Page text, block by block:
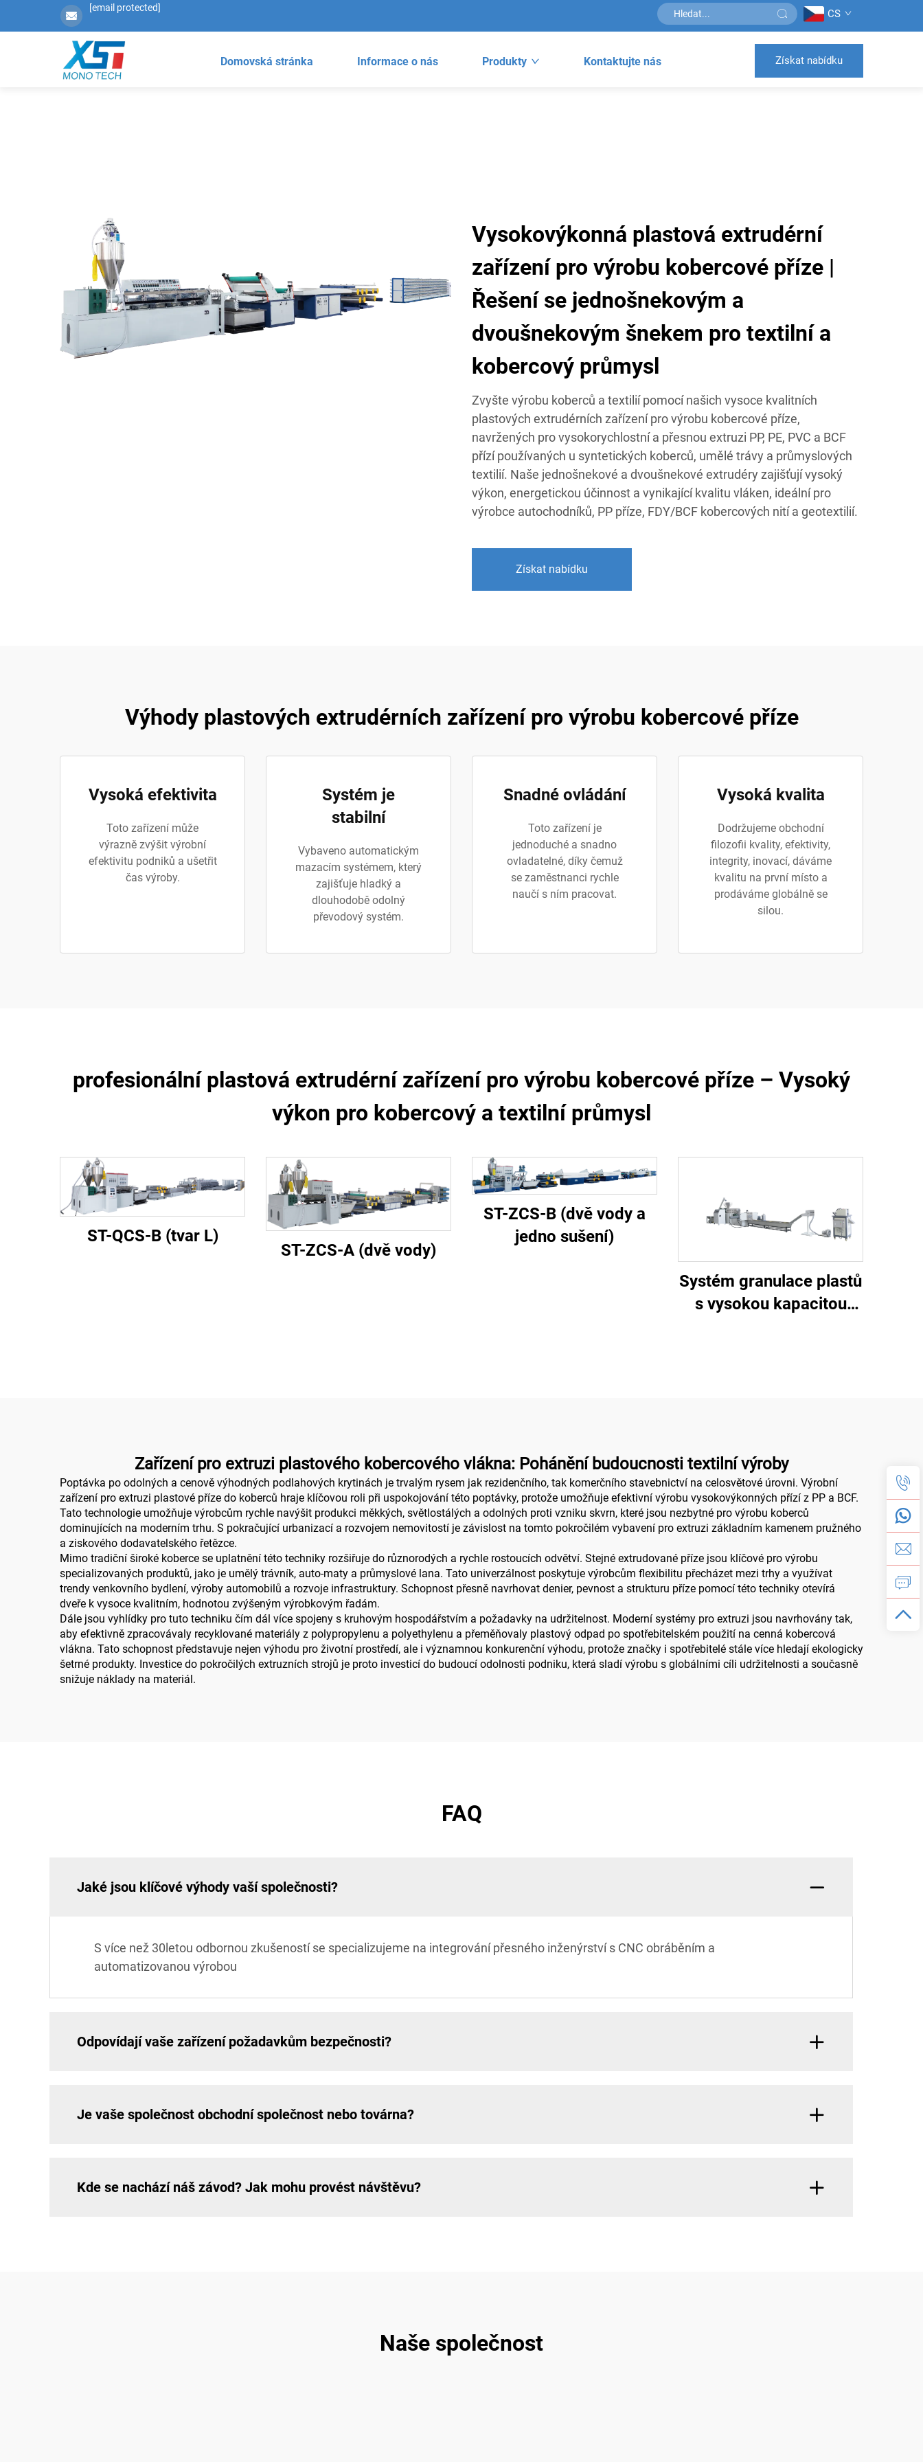
[email protected] CS
Domovská stránka Informace o nás Produkty Kontaktujte nás Získat nabídku
Vysokovýkonná plastová extrudérní
zařízení pro výrobu kobercové příze |
Řešení se jednošnekovým a
dvoušnekovým šnekem pro textilní a
kobercový průmysl
Zvyšte výrobu koberců a textilií pomocí našich vysoce kvalitních
plastových extrudérních zařízení pro výrobu kobercové příze,
navržených pro vysokorychlostní a přesnou extruzi PP, PE, PVC a BCF
přízí používaných u syntetických koberců, umělé trávy a průmyslových
textilií. Naše jednošnekové a dvoušnekové extrudéry zajišťují vysoký
výkon, energetickou účinnost a vynikající kvalitu vláken, ideální pro
výrobce autochodníků, PP příze, FDY/BCF kobercových nití a geotextilií.
Získat nabídku
Výhody plastových extrudérních zařízení pro výrobu kobercové příze
Vysoká efektivita
Toto zařízení může
výrazně zvýšit výrobní
efektivitu podniků a ušetřit
čas výroby.
Systém je
stabilní
Vybaveno automatickým
mazacím systémem, který
zajišťuje hladký a
dlouhodobě odolný
převodový systém.
Snadné ovládání
Toto zařízení je
jednoduché a snadno
ovladatelné, díky čemuž
se zaměstnanci rychle
naučí s ním pracovat.
Vysoká kvalita
Dodržujeme obchodní
filozofii kvality, efektivity,
integrity, inovací, dáváme
kvalitu na první místo a
prodáváme globálně se
silou.
profesionální plastová extrudérní zařízení pro výrobu kobercové příze – Vysoký
výkon pro kobercový a textilní průmysl
ST-QCS-B (tvar L)
ST-ZCS-A (dvě vody)
ST-ZCS-B (dvě vody a
jedno sušení)
Systém granulace plastů
s vysokou kapacitou
Zařízení pro extruzi plastového kobercového vlákna: Pohánění budoucnosti textilní výroby
Poptávka po odolných a cenově výhodných podlahových krytinách je trvalým rysem jak rezidenčního, tak komerčního stavebnictví na celosvětové úrovni. Výrobní
zařízení pro extruzi plastové příze do koberců hraje klíčovou roli při uspokojování této poptávky, protože umožňuje efektivní výrobu vysokovýkonných přízí z PP a BCF.
Tato technologie umožňuje výrobcům rychle navýšit produkci měkkých, světlostálých a odolných proti vzniku skvrn, které jsou nezbytné pro výrobu koberců
dominujících na moderním trhu. S pokračující urbanizací a rozvojem nemovitostí je závislost na tomto pokročilém vybavení pro extruzi základním kamenem pružného
a ziskového dodavatelského řetězce.
Mimo tradiční široké koberce se uplatnění této techniky rozšiřuje do různorodých a rychle rostoucích odvětví. Stejné extrudované příze jsou klíčové pro výrobu
specializovaných produktů, jako je umělý trávník, auto-maty a průmyslové lana. Tato univerzálnost poskytuje výrobcům flexibilitu přecházet mezi trhy a využívat
trendy venkovního bydlení, výroby automobilů a rozvoje infrastruktury. Schopnost přesně navrhovat denier, pevnost a strukturu příze pomocí této techniky otevírá
dveře k vysoce kvalitním, hodnotou zvýšeným výrobkovým řadám.
Dále jsou vyhlídky pro tuto techniku čím dál více spojeny s kruhovým hospodářstvím a požadavky na udržitelnost. Moderní systémy pro extruzi jsou navrhovány tak,
aby efektivně zpracovávaly recyklované materiály z polypropylenu a polyethylenu a přeměňovaly plastový odpad po spotřebitelském použití na cenná kobercová
vlákna. Tato schopnost představuje nejen výhodu pro životní prostředí, ale i významnou konkurenční výhodu, protože značky i spotřebitelé stále více hledají ekologicky
šetrné produkty. Investice do pokročilých extruzních strojů je proto investicí do budoucí odolnosti podniku, která sladí výrobu s globálními cíli udržitelnosti a současně
snižuje náklady na materiál.
FAQ
Jaké jsou klíčové výhody vaší společnosti?
S více než 30letou odbornou zkušeností se specializujeme na integrování přesného inženýrství s CNC obráběním a
automatizovanou výrobou
Odpovídají vaše zařízení požadavkům bezpečnosti?
Je vaše společnost obchodní společnost nebo továrna?
Kde se nachází náš závod? Jak mohu provést návštěvu?
Naše společnost